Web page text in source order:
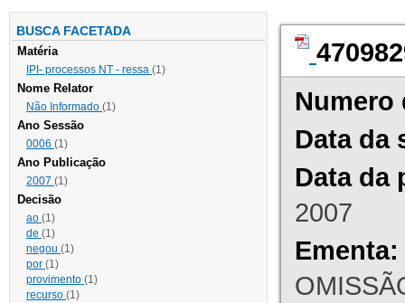
BUSCA FACETADA
Matéria
IPI- processos NT - ressa (1)
Nome Relator
Não Informado (1)
Ano Sessão
0006 (1)
Ano Publicação
2007 (1)
Decisão
ao (1)
de (1)
negou (1)
por (1)
provimento (1)
recurso (1)
Numero
Data da
Data da
2007
Ementa: